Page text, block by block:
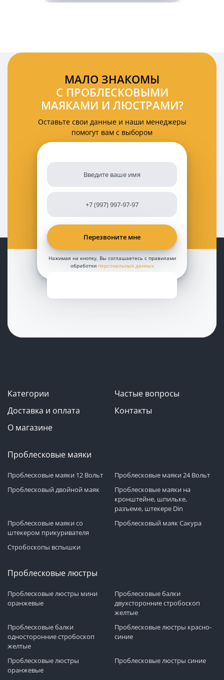
мигалка
МАЛО ЗНАКОМЫ
С ПРОБЛЕСКОВЫМИ
МАЯКАМИ И ЛЮСТРАМИ?
Оставьте свои данные и наши менеджеры
помогут вам с выбором
Нажимая на кнопку, Вы соглашаетесь с правилами
обработки персональных данных
Категории
Частые вопросы
Доставка и оплата
Контакты
О магазине
Проблесковые маяки
Проблесковые маяки 12 Вольт
Проблесковые маяки 24 Вольт
Проблесковый двойной маяк
Проблесковые маяки на
кронштейне, шпильке,
разъеме, штекере Din
Проблесковые маяки со
штекером прикуривателя
Проблесковый маяк Сакура
Стробоскопы вспышки
Проблесковые люстры
Проблесковые люстры мини
оранжевые
Проблесковые балки
двухсторонние стробоскоп
желтые
Проблесковые балки
односторонние стробоскоп
желтые
Проблесковые люстры красно-
синие
Проблесковые люстры
оранжевые
Проблесковые люстры синие